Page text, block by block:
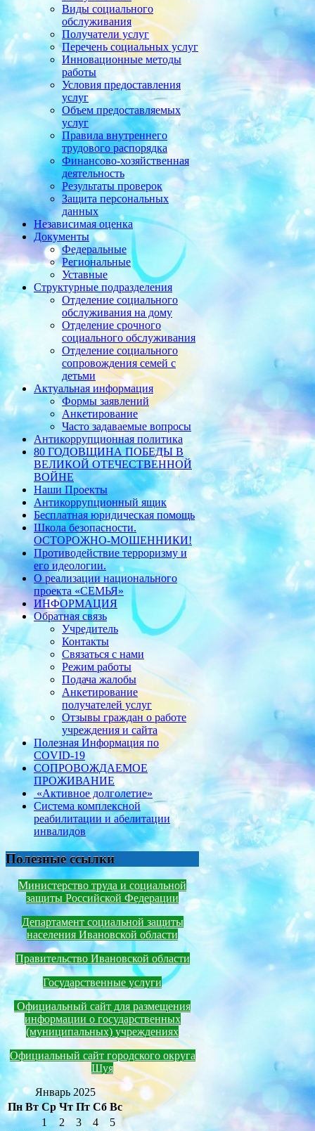
Виды социального
обслуживания
Получатели услуг
Перечень социальных услуг
Инновационные методы
работы
Условия предоставления
услуг
Объем предоставляемых
услуг
Правила внутреннего
трудового распорядка
Финансово-хозяйственная
деятельность
Результаты проверок
Защита персональных
данных
Независимая оценка
Документы
Федеральные
Региональные
Уставные
Структурные подразделения
Отделение социального
обслуживания на дому
Отделение срочного
социального обслуживания
Отделение социального
сопровождения семей с
детьми
Актуальная информация
Формы заявлений
Анкетирование
Часто задаваемые вопросы
Антикоррупционная политика
80 ГОДОВЩИНА ПОБЕДЫ В
ВЕЛИКОЙ ОТЕЧЕСТВЕННОЙ
ВОЙНЕ
Наши Проекты
Антикоррупционный ящик
Бесплатная юридическая помощь
Школа безопасности.
ОСТОРОЖНО-МОШЕННИКИ!
Противодействие терроризму и
его идеологии.
О реализации национального
проекта «СЕМЬЯ»
ИНФОРМАЦИЯ
Обратная связь
Учредитель
Контакты
Связаться с нами
Режим работы
Подача жалобы
Анкетирование
получателей услуг
Отзывы граждан о работе
учреждения и сайта
Полезная Информация по
COVID-19
СОПРОВОЖДАЕМОЕ
ПРОЖИВАНИЕ
«Активное долголетие»
Система комплексной
реабилитации и абелитации
инвалидов
Полезные ссылки
Министерство труда и социальной
защиты Российской Федерации
Департамент социальной защиты
населения Ивановской области
Правительство Ивановской области
Государственные услуги
Официальный сайт для размещения
информации о государственных
(муниципальных) учреждениях
Официальный сайт городского округа
Шуя
Январь 2025
Пн Вт Ср Чт Пт Сб Вс
1
2 3 4
5